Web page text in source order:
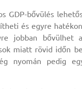
GDP-bővülés
és egyre
jobban bővülhet
miatt rövid időn
nyomán pedig